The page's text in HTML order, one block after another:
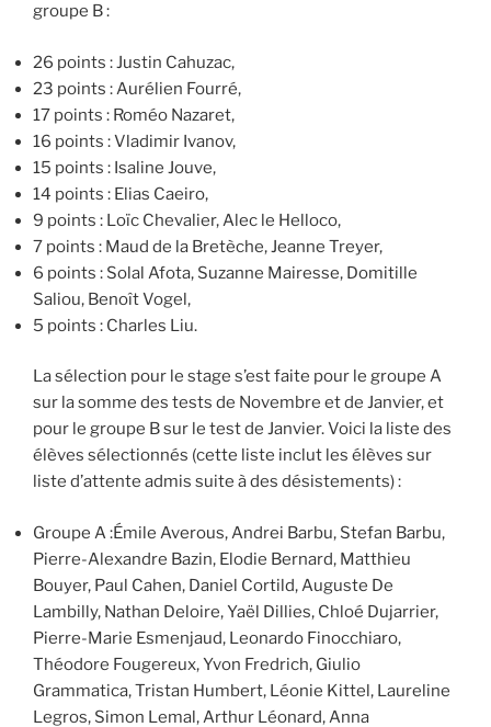
groupe B :
26 points : Justin Cahuzac,
23 points : Aurélien Fourré,
17 points : Roméo Nazaret,
16 points : Vladimir Ivanov,
15 points : Isaline Jouve,
14 points : Elias Caeiro,
9 points : Loïc Chevalier, Alec le Helloco,
7 points : Maud de la Bretèche, Jeanne Treyer,
6 points : Solal Afota, Suzanne Mairesse, Domitille
Saliou, Benoît Vogel,
5 points : Charles Liu.
La sélection pour le stage s’est faite pour le groupe A
sur la somme des tests de Novembre et de Janvier, et
pour le groupe B sur le test de Janvier. Voici la liste des
élèves sélectionnés (cette liste inclut les élèves sur
liste d’attente admis suite à des désistements) :
Groupe A :Émile Averous, Andrei Barbu, Stefan Barbu,
Pierre-Alexandre Bazin, Elodie Bernard, Matthieu
Bouyer, Paul Cahen, Daniel Cortild, Auguste De
Lambilly, Nathan Deloire, Yaël Dillies, Chloé Dujarrier,
Pierre-Marie Esmenjaud, Leonardo Finocchiaro,
Théodore Fougereux, Yvon Fredrich, Giulio
Grammatica, Tristan Humbert, Léonie Kittel, Laureline
Legros, Simon Lemal, Arthur Léonard, Anna